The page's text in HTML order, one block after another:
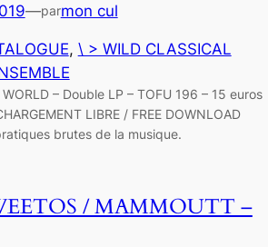
—parmon cul
, \ > WILD CLASSICAL
WORLD – Double LP – TOFU 196 – 15 euros
LIBRE / FREE DOWNLOAD
brutes de la musique.
/ MAMMOUTT –